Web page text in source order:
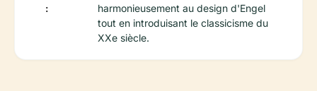
:
harmonieusement au design d'Engel
tout en introduisant le classicisme du
XXe siècle.